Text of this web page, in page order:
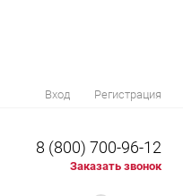
Вход Регистрация
8 (800) 700-96-12
Заказать звонок